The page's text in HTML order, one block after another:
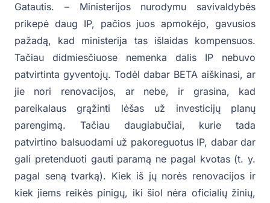
Gatautis. – Ministerijos nurodymu savivaldybės
prikepė daug IP, pačios juos apmokėjo, gavusios
pažadą, kad ministerija tas išlaidas kompensuos.
Tačiau didmiesčiuose nemenka dalis IP nebuvo
patvirtinta gyventojų. Todėl dabar BETA aiškinasi, ar
jie nori renovacijos, ar nebe, ir grasina, kad
pareikalaus grąžinti lėšas už investicijų planų
parengimą. Tačiau daugiabučiai, kurie tada
patvirtino balsuodami už pakoreguotus IP, dabar dar
gali pretenduoti gauti paramą ne pagal kvotas (t. y.
pagal seną tvarką). Kiek iš jų norės renovacijos ir
kiek jiems reikės pinigų, iki šiol nėra oficialių žinių,